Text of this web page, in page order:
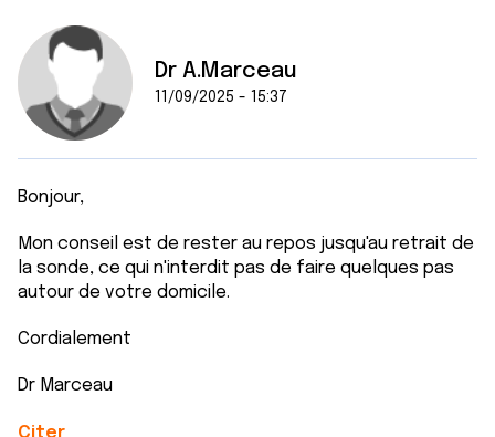
Dr A.Marceau
11/09/2025 - 15:37
Bonjour,
Mon conseil est de rester au repos jusqu'au retrait de
la sonde, ce qui n'interdit pas de faire quelques pas
autour de votre domicile.
Cordialement
Dr Marceau
Citer